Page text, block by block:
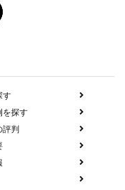
す
を探す
判